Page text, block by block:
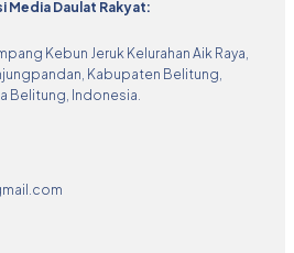
Media Daulat Rakyat:
Kebun Jeruk Kelurahan Aik Raya,
Kabupaten Belitung,
Belitung, Indonesia.